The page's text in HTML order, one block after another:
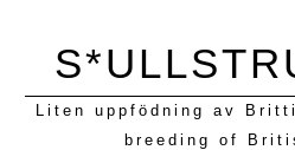
BLOGG
KULLAR VI HAFT
Liten uppfödning av
breeding of